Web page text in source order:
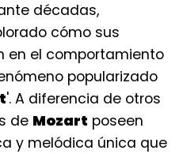
décadas,
cómo sus
en el comportamiento
popularizado
'. A diferencia de otros
de Mozart poseen
y melódica única que